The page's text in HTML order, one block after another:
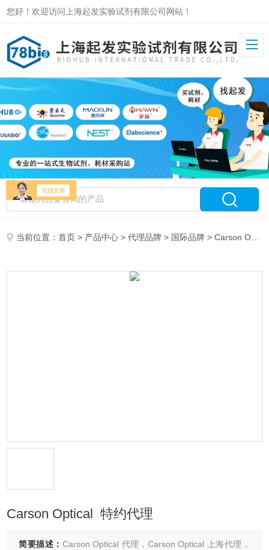
您好！欢迎访问上海起发实验试剂有限公司网站！
当前位置：首页 > 产品中心 >代理品牌 > 国际品牌 > Carson Optical 特约代理
Carson Optical 特约代理
简要描述： Carson Optical 代理，Carson Optical 上海代理，